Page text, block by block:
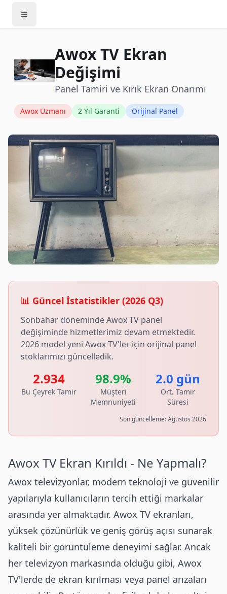
AwoxTV Ekran
Değişimi
Panel Tamiri ve Kırık Ekran Onarımı
Awox Uzmanı 2 Yıl Garanti Orijinal Panel
📊 Güncel İstatistikler (2026 Q3)
Sonbahar döneminde Awox TV panel
değişiminde hizmetlerimiz devam etmektedir.
2026 model yeni Awox TV'ler için orijinal panel
stoklarımızı güncelledik.
2.934
Bu Çeyrek Tamir
98.9%
Müşteri
Memnuniyeti
2.0 gün
Ort. Tamir
Süresi
Son güncelleme:Ağustos 2026
Awox TV Ekran Kırıldı - Ne Yapmalı?
Awox televizyonlar, modern teknoloji ve güvenilir
yapılarıyla kullanıcıların tercih ettiği markalar
arasında yer almaktadır. Awox TV ekranları,
yüksek çözünürlük ve geniş görüş açısı sunarak
kaliteli bir görüntüleme deneyimi sağlar. Ancak
her televizyon markasında olduğu gibi, Awox
TV'lerde de ekran kırılması veya panel arızaları